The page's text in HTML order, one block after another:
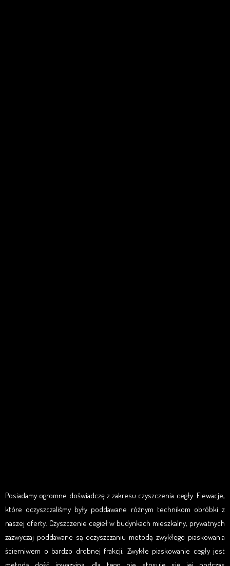
Posiadamy ogromne doświadczę z zakresu czyszczenia cegły. Elewacje,
które oczyszczaliśmy były poddawane różnym technikom obróbki z
naszej oferty. Czyszczenie cegieł w budynkach mieszkalny, prywatnych
zazwyczaj poddawane są oczyszczaniu metodą zwykłego piaskowania
ścierniwem o bardzo drobnej frakcji. Zwykłe piaskowanie cegły jest